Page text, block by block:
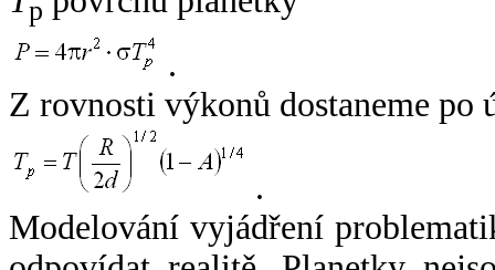
p
.
Z rovnosti výkonů dostaneme po
.
Modelování vyjádření